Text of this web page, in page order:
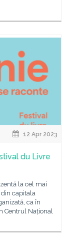
12 Apr 2023
du Livre
la cel mai
capitala
ca în
Centrul Național